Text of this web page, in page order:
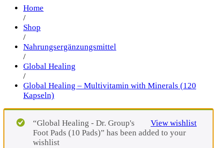
Home
/
Shop
/
Nahrungsergänzungsmittel
/
Global Healing
/
Global Healing – Multivitamin with Minerals (120
Kapseln)
View wishlist
“Global Healing - Dr. Group's
Foot Pads (10 Pads)” has been added to your
wishlist